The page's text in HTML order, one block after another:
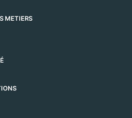
METIERS